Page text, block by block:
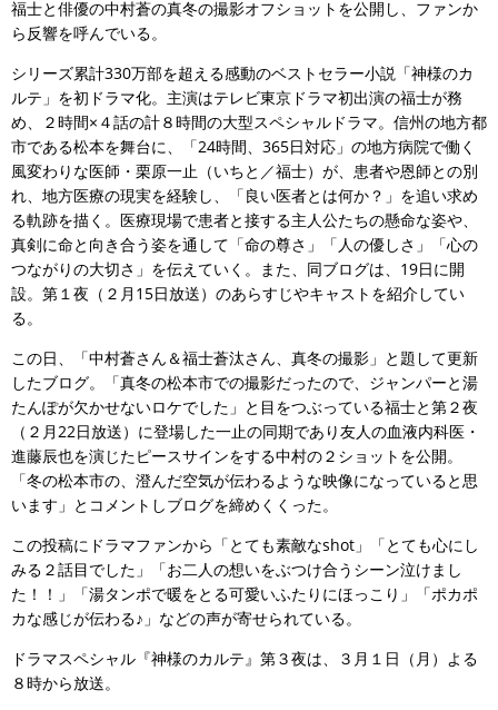
福士と俳優の中村蒼の真冬の撮影オフショットを公開し、ファンか
ら反響を呼んでいる。
シリーズ累計330万部を超える感動のベストセラー小説「神様のカ
ルテ」を初ドラマ化。主演はテレビ東京ドラマ初出演の福士が務
め、２時間×４話の計８時間の大型スペシャルドラマ。信州の地方都
市である松本を舞台に、「24時間、365日対応」の地方病院で働く
風変わりな医師・栗原一止（いちと／福士）が、患者や恩師との別
れ、地方医療の現実を経験し、「良い医者とは何か？」を追い求め
る軌跡を描く。医療現場で患者と接する主人公たちの懸命な姿や、
真剣に命と向き合う姿を通して「命の尊さ」「人の優しさ」「心の
つながりの大切さ」を伝えていく。また、同ブログは、19日に開
設。第１夜（２月15日放送）のあらすじやキャストを紹介してい
る。
この日、「中村蒼さん＆福士蒼汰さん、真冬の撮影」と題して更新
したブログ。「真冬の松本市での撮影だったので、ジャンパーと湯
たんぽが欠かせないロケでした」と目をつぶっている福士と第２夜
（２月22日放送）に登場した一止の同期であり友人の血液内科医・
進藤辰也を演じたピースサインをする中村の２ショットを公開。
「冬の松本市の、澄んだ空気が伝わるような映像になっていると思
います」とコメントしブログを締めくくった。
この投稿にドラマファンから「とても素敵なshot」「とても心にし
みる２話目でした」「お二人の想いをぶつけ合うシーン泣けまし
た！！」「湯タンポで暖をとる可愛いふたりにほっこり」「ポカポ
カな感じが伝わる♪」などの声が寄せられている。
ドラマスペシャル『神様のカルテ』第３夜は、３月１日（月）よる
８時から放送。